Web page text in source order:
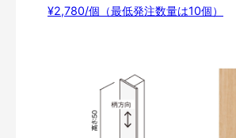
¥2,780/個（最低発注数量は10個）